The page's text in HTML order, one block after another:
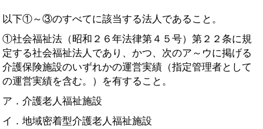
以下①～③のすべてに該当する法人であること。
①社会福祉法（昭和２６年法律第４５号）第２２条に規
定する社会福祉法人であり、かつ、次のア～ウに掲げる
介護保険施設のいずれかの運営実績（指定管理者として
の運営実績を含む。）を有すること。
ア．介護老人福祉施設
イ．地域密着型介護老人福祉施設